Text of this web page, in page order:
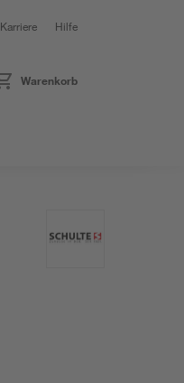
Karriere Hilfe
Warenkorb